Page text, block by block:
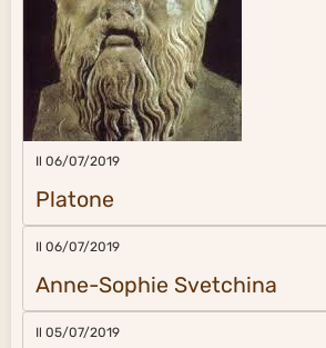
Il 06/07/2019
Platone
Il 06/07/2019
Anne-Sophie Svetchina
Il 05/07/2019